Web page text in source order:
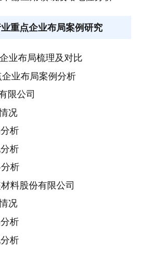
重点企业布局案例研究
业布局梳理及对比
业布局案例分析
限公司
况
析
析
析
料股份有限公司
况
析
析